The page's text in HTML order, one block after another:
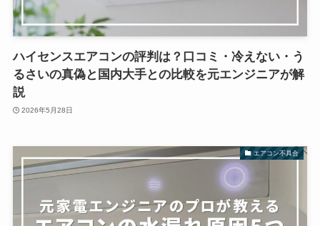
ハイセンスエアコンの評判は？口コミ・冷えない・う
るさいの真偽と国内大手との比較を元エンジニアが解
説
2026年5月28日
エアコン不具合